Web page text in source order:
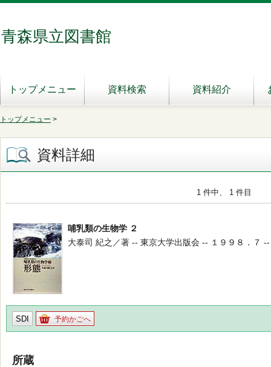
青森県立図書館
トップメニュー 資料検索 資料紹介
トップメニュー >
資料詳細
1 件中、 1 件目
哺乳類の生物学 ２
大泰司 紀之／著 -- 東京大学出版会 -- １９９８．７
SDI 予約かごへ
所蔵